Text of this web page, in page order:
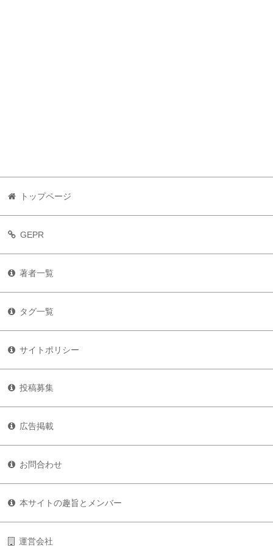
トップページ
GEPR
著者一覧
タグ一覧
サイトポリシー
投稿募集
広告掲載
お問合わせ
本サイトの趣旨とメンバー
運営会社